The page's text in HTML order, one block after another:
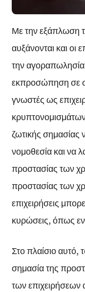
Με την εξάπλωση
αυξάνονται και οι
την
εκπροσώπηση σε
γνωστές ως
κρυπτονομισμάτων.
ζωτικής σημασίας
νομοθεσία και να
προστασίας των
προστασίας των
επιχειρήσεις
κυρώσεις, όπως
Στο πλαίσιο αυτό,
σημασία της
των